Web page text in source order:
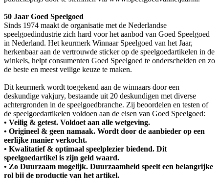
50 Jaar Goed Speelgoed
Sinds 1974 maakt de organisatie met de Nederlandse
speelgoedindustrie zich hard voor het aanbod van Goed Speelgoed
in Nederland. Het keurmerk Winnaar Speelgoed van het Jaar,
herkenbaar aan de vertrouwde sticker op de speelgoedartikelen in de
winkels, helpt consumenten Goed Speelgoed te onderscheiden en zo
de beste en meest veilige keuze te maken.
Dit keurmerk wordt toegekend aan de winnaars door een
deskundige vakjury, bestaande uit 20 deskundigen met diverse
achtergronden in de speelgoedbranche. Zij beoordelen en testen of
de speelgoedartikelen voldoen aan de eisen van Goed Speelgoed:
• Veilig & getest. Voldoet aan alle wetgeving.
• Origineel & geen namaak. Wordt door de aanbieder op een
eerlijke manier verkocht.
• Kwalitatief & optimaal speelplezier biedend. Dit
speelgoedartikel is zijn geld waard.
• Zo Duurzaam mogelijk. Duurzaamheid speelt een belangrijke
rol bij de productie van het artikel.